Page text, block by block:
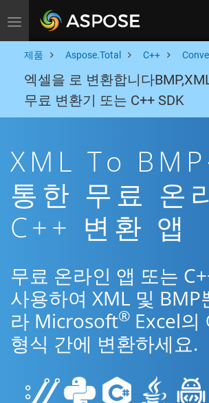
Toggle navigation
제품 Aspose.Total C++
엑셀을 로 변환합니다
무료 변환기 또는 C++ SDK
XML To
통한 무료 온
C++ 변환 앱
무료 온라인 앱 또는
사용하여 XML 및 BMP
라 Microsoft® Excel의
형식 간에 변환하세요.